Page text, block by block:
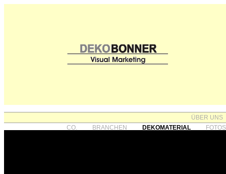
ÜBER UNS
CO.
BRANCHEN DEKOMATERIAL FOTOS